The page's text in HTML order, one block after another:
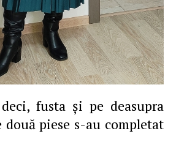
fusta şi pe deasupra
piese s-au completat